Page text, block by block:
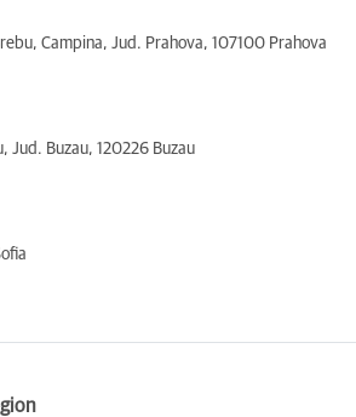
Campina, Jud. Prahova, 107100 Prahova
Jud. Buzau, 120226 Buzau